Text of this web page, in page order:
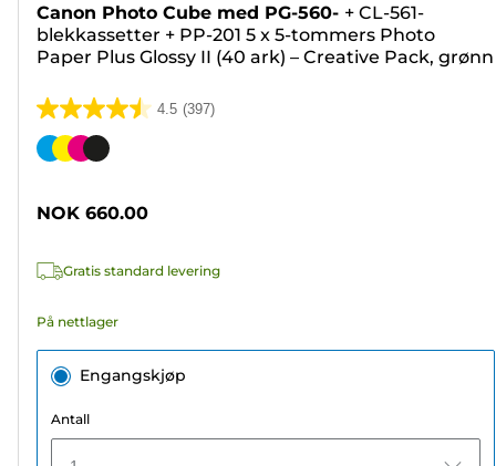
Canon Photo Cube med PG-560- + CL-561-
blekkassetter + PP-201 5 x 5-tommers Photo
Paper Plus Glossy II (40 ark) – Creative Pack, grønn
4.5 (397)
4.5
av
397
Fargekassett
NOK 660.00
Gratis standard levering
På nettlager
Engangskjøp
Antall